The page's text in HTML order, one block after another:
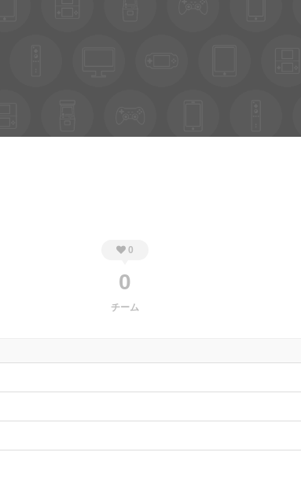
0
0
チーム